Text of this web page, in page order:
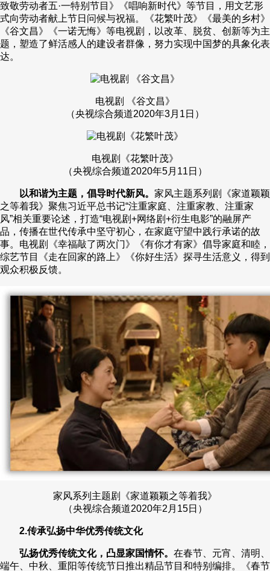
致敬劳动者五·一特别节目》《唱响新时代》等节目，用文艺形
式向劳动者献上节日问候与祝福。《花繁叶茂》《最美的乡村》
《谷文昌》《一诺无悔》等电视剧，以改革、脱贫、创新等为主
题，塑造了鲜活感人的建设者群像，努力实现中国梦的具象化表
达。
电视剧 《谷文昌》
（央视综合频道2020年3月1日）
电视剧《花繁叶茂》
（央视综合频道2020年5月11日）
以和谐为主题，倡导时代新风。 家风主题系列剧《家道颖颖
之等着我》聚焦习近平总书记“注重家庭、注重家教、注重家
风”相关重要论述，打造“电视剧+网络剧+衍生电影”的融屏产
品，传播在世代传承中坚守初心，在家庭守望中践行承诺的故
事。电视剧《幸福敲了两次门》《有你才有家》倡导家庭和睦，
综艺节目《走在回家的路上》《你好生活》探寻生活意义，得到
观众积极反馈。
家风系列主题剧《家道颖颖之等着我》
（央视综合频道2020年2月15日）
2.传承弘扬中华优秀传统文化
弘扬优秀传统文化，凸显家国情怀。 在春节、元宵、清明、
端午、中秋、重阳等传统节日推出精品节目和特别编排。《春节